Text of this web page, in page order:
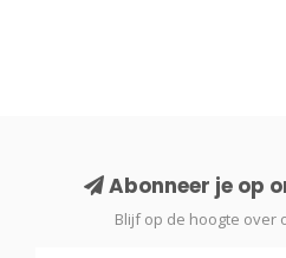
Abonneer je op
Blijf op de hoogte over